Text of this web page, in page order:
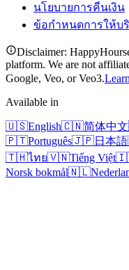
นโยบายการคืนเงิน
ข้อกำหนดการให้บ
Disclaimer:
platform. We are not
Google, Veo, or Veo3.
Available in
🇺🇸English🇨🇳简体中文
🇵🇹Português🇯🇵日本語
🇹🇭ไทย🇻🇳Tiếng Việt
Norsk bokmål🇳🇱